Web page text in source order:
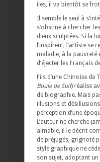
îles, il va bientôt se
Il semble le seul à
s’obstine à chercher
dieux sculptées. Si la
l’inspirent, l’artiste se
maladie, à la pauvreté
d’éjecter les Français
Fils d’une Chinoise de
Boule de Suif) réalise
de biographie. Mais
illusions et
perception d’une
L’auteur ne cherche
aimable, il le décrit
de préjugés, grignoté
style graphique ne
son sujet, adoptant